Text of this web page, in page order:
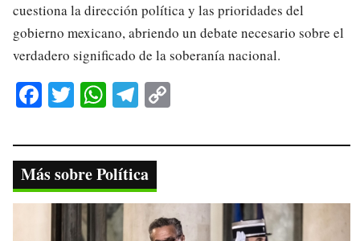
cuestiona la dirección política y las prioridades del
gobierno mexicano, abriendo un debate necesario sobre el
verdadero significado de la soberanía nacional.
Fa
bo
ok
T
tte
r
W
ts
A
pp
Te
gr
a
m
y
nk
Más sobre Política